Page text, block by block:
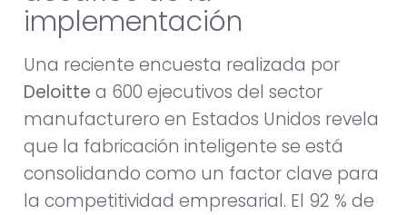
implementación
Una reciente encuesta realizada por
Deloitte a 600 ejecutivos del sector
manufacturero en Estados Unidos revela
que la fabricación inteligente se está
consolidando como un factor clave para
la competitividad empresarial. El 92 % de